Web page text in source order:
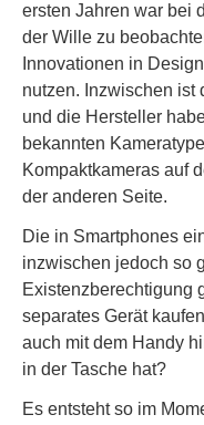
ersten Jahren war bei
der Wille zu
Innovationen in
nutzen. Inzwischen ist
und die Hersteller
bekannten
Kompaktkameras auf
der anderen Seite.
Die in Smartphones
inzwischen jedoch so
Existenzberechtigung
separates Gerät
auch mit dem Handy
in der Tasche hat?
Es entsteht so im